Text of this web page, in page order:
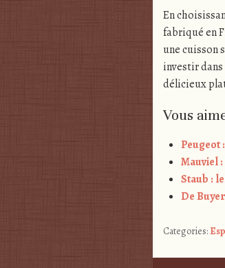
En
fabriqué en
une cuisson
investir
délicieux
Vous
Peugeot
Mauviel
Staub :
De
Categories: